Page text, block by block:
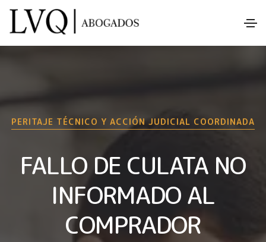
PERITAJE TÉCNICO Y ACCIÓN JUDICIAL COORDINADA
FALLO DE CULATA NO
INFORMADO AL
COMPRADOR